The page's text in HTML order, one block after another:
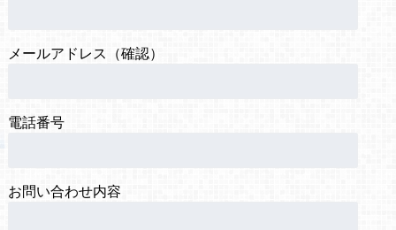
メールアドレス（確認）
電話番号
お問い合わせ内容